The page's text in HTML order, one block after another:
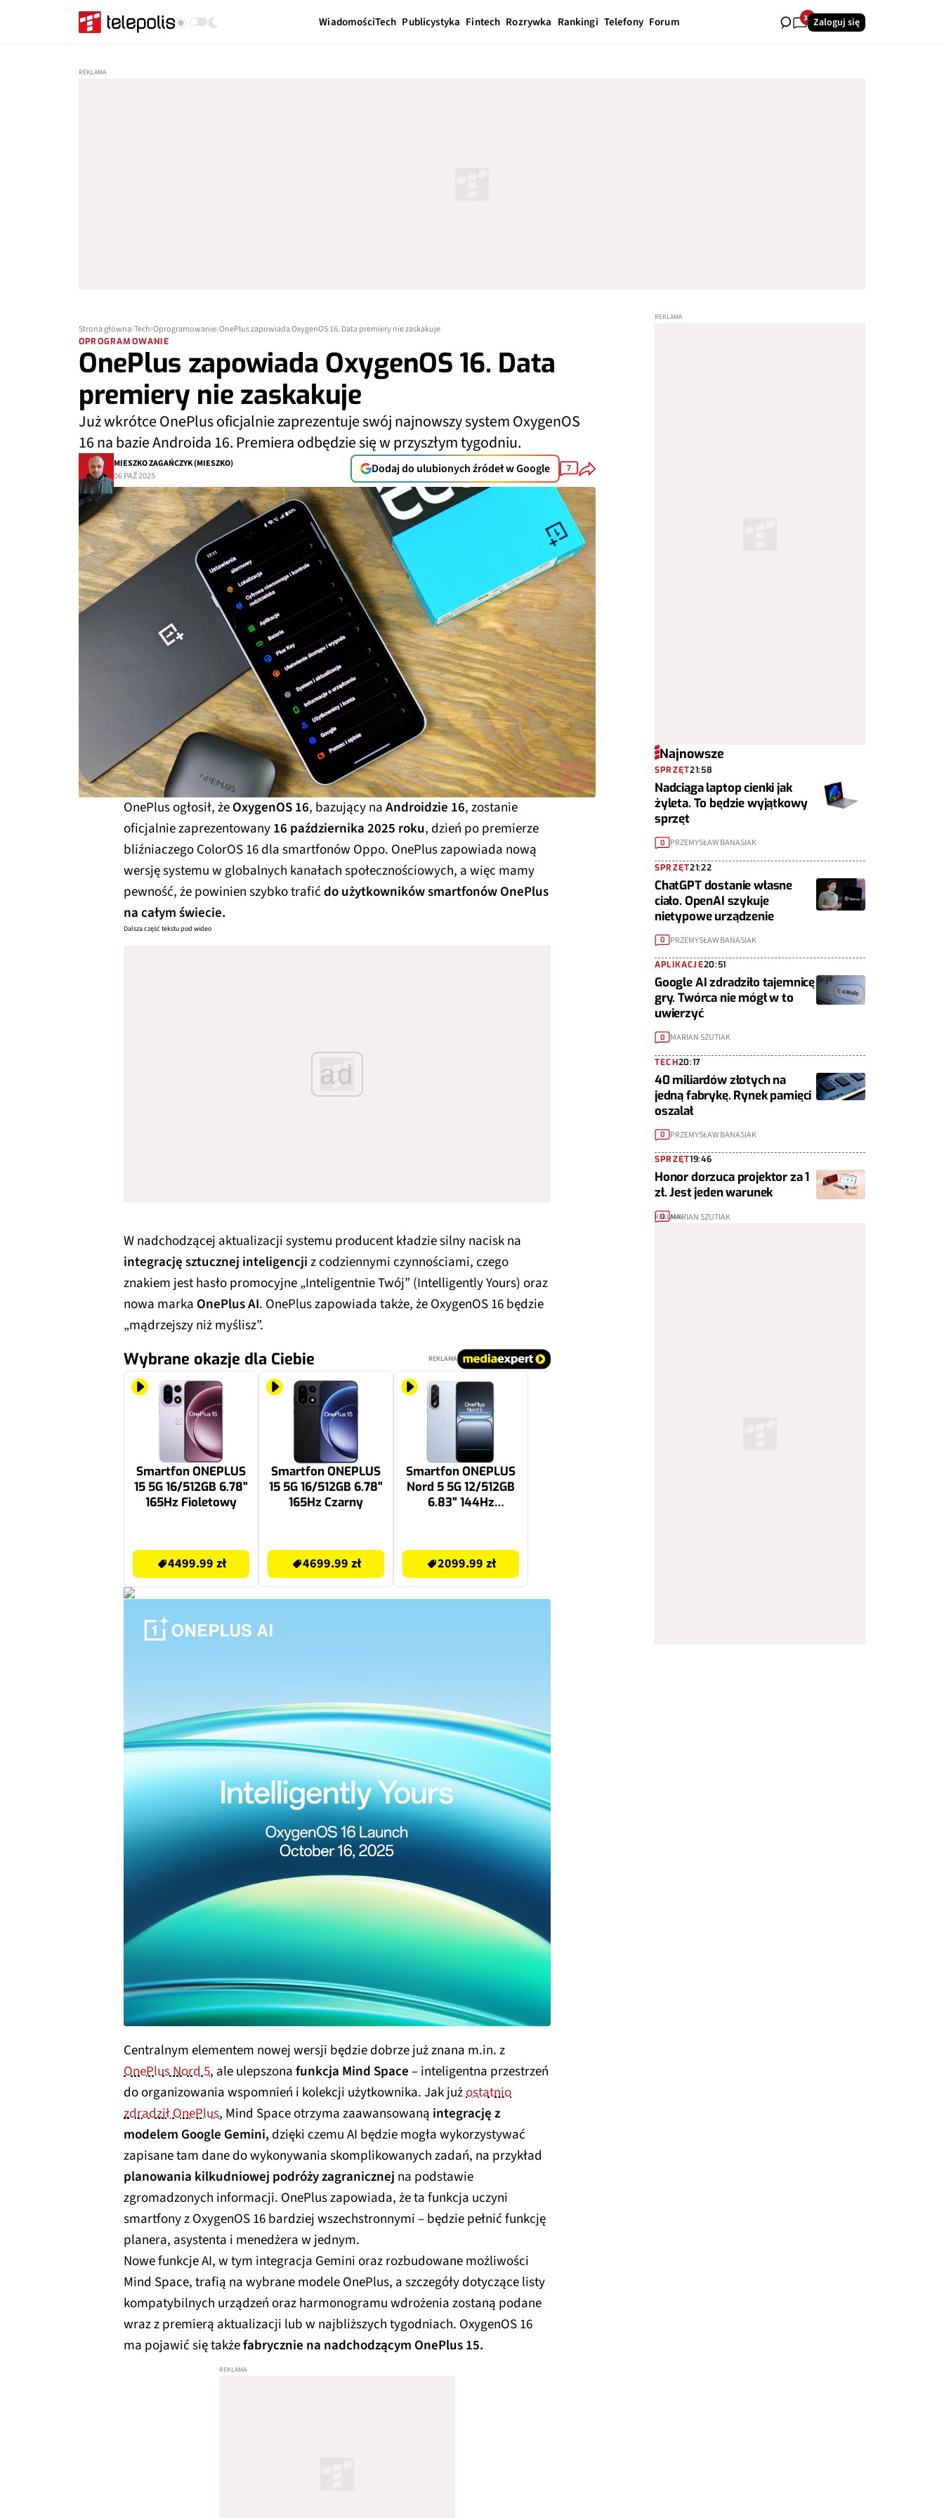
WiadomościTech Publicystyka Fintech Rozrywka Rankingi Telefony Forum 32Zaloguj się
Strona główna Tech Oprogramowanie OnePlus zapowiada OxygenOS 16. Data premiery nie zaskakuje
OPROGRAMOWANIE
OnePlus zapowiada OxygenOS 16. Data
premiery nie zaskakuje
Już wkrótce OnePlus oficjalnie zaprezentuje swój najnowszy system OxygenOS
16 na bazie Androida 16. Premiera odbędzie się w przyszłym tygodniu.
MIESZKO ZAGAŃCZYK (MIESZKO)
06 PAŹ 2025
Dodaj do ulubionych źródeł w Google 7
OnePlus ogłosił, żeOxygenOS 16, bazujący naAndroidzie 16, zostanie
oficjalnie zaprezentowany16 października 2025 roku, dzień po premierze
bliźniaczego ColorOS 16 dla smartfonów Oppo. OnePlus zapowiada nową
wersję systemu w globalnych kanałach społecznościowych, a więc mamy
pewność, że powinien szybko trafićdo użytkowników smartfonów OnePlus
na całym świecie.
Dalsza część tekstu pod wideo
ad
W nadchodzącej aktualizacji systemu producent kładzie silny nacisk na
integrację sztucznej inteligencjiz codziennymi czynnościami, czego
znakiem jest hasło promocyjne „Inteligentnie Twój” (Intelligently Yours) oraz
nowa marka OnePlus AI. OnePlus zapowiada także, że OxygenOS 16 będzie
„mądrzejszy niż myślisz”.
Wybrane okazje dla Ciebie REKLAMA
Smartfon ONEPLUS
15 5G 16/512GB 6.78"
165Hz Fioletowy
4499.99 zł
Smartfon ONEPLUS
15 5G 16/512GB 6.78"
165Hz Czarny
4699.99 zł
Smartfon ONEPLUS
Nord 5 5G 12/512GB
6.83" 144Hz
2099.99 zł
Centralnym elementem nowej wersji będzie dobrze już znana m.in. z
OnePlus Nord 5, ale ulepszonafunkcja Mind Space– inteligentna przestrzeń
do organizowania wspomnień i kolekcji użytkownika. Jak jużostatnio
zdradził OnePlus, Mind Space otrzyma zaawansowaną integrację z
modelem Google Gemini,dzięki czemu AI będzie mogła wykorzystywać
zapisane tam dane do wykonywania skomplikowanych zadań, na przykład
planowania kilkudniowej podróży zagranicznej na podstawie
zgromadzonych informacji. OnePlus zapowiada, że ta funkcja uczyni
smartfony z OxygenOS 16 bardziej wszechstronnymi – będzie pełnić funkcję
planera, asystenta i menedżera w jednym.
Nowe funkcje AI, w tym integracja Gemini oraz rozbudowane możliwości
Mind Space, trafią na wybrane modele OnePlus, a szczegóły dotyczące listy
kompatybilnych urządzeń oraz harmonogramu wdrożenia zostaną podane
wraz z premierą aktualizacji lub w najbliższych tygodniach. OxygenOS 16
ma pojawić się takżefabrycznie na nadchodzącym OnePlus 15.
Najnowsze
SPRZĘT21:58
Nadciąga laptop cienki jak
żyleta. To będzie wyjątkowy
sprzęt
0 PRZEMYSŁAW BANASIAK
SPRZĘT21:22
ChatGPT dostanie własne
ciało. OpenAI szykuje
nietypowe urządzenie
0 PRZEMYSŁAW BANASIAK
APLIKACJE20:51
Google AI zdradziło tajemnicę
gry. Twórca nie mógł w to
uwierzyć
0 MARIAN SZUTIAK
TECH20:17
40 miliardów złotych na
jedną fabrykę. Rynek pamięci
oszalał
0 PRZEMYSŁAW BANASIAK
SPRZĘT19:46
Honor dorzuca projektor za 1
zł. Jest jeden warunek
0 MARIAN SZUTIAK